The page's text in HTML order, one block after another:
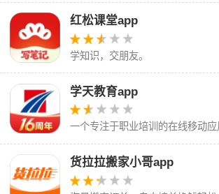
红松课堂app
学知识，交朋友。
学天教育app
一个专注于职业培训的在线移动应
件
货拉拉搬家小哥app